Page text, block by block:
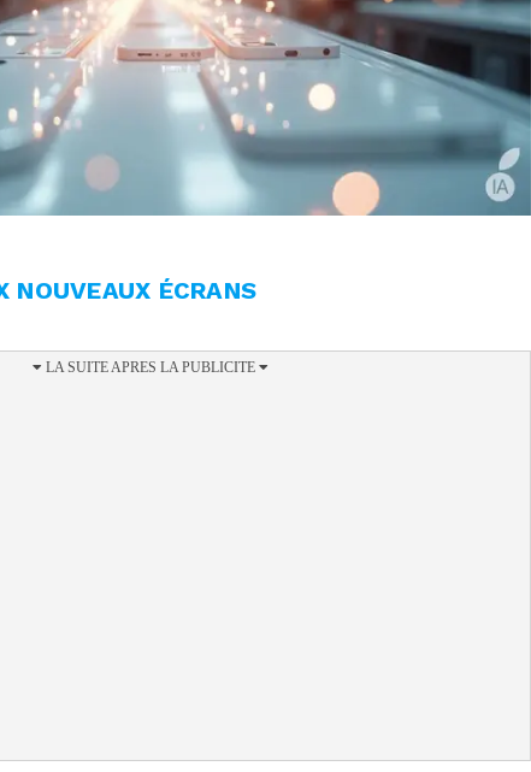
NOUVEAUX ÉCRANS